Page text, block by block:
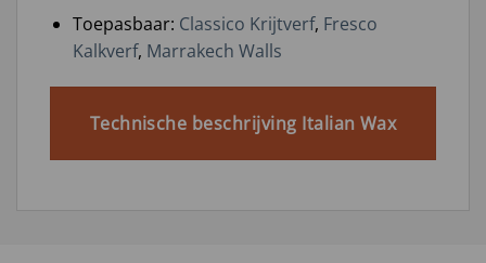
Toepasbaar: Classico Krijtverf, Fresco
Kalkverf, Marrakech Walls
Technische beschrijving Italian Wax